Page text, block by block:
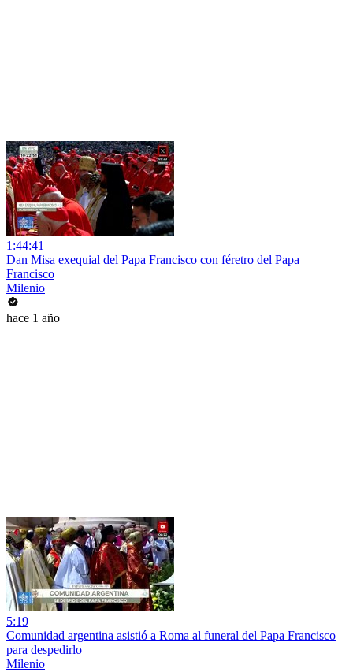
1:44:41
Dan Misa exequial del Papa Francisco con féretro del Papa
Francisco
Milenio
hace 1 año
5:19
Comunidad argentina asistió a Roma al funeral del Papa Francisco
para despedirlo
Milenio